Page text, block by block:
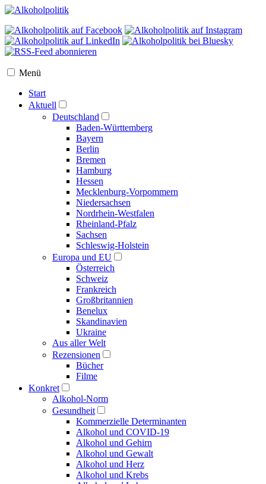
Menü
Start
Aktuell
Deutschland
Baden-Württemberg
Bayern
Berlin
Bremen
Hamburg
Hessen
Mecklenburg-Vorpommern
Niedersachsen
Nordrhein-Westfalen
Rheinland-Pfalz
Sachsen
Schleswig-Holstein
Europa und EU
Österreich
Schweiz
Frankreich
Großbritannien
Benelux
Skandinavien
Ukraine
Aus aller Welt
Rezensionen
Bücher
Filme
Konkret
Alkohol-Norm
Gesundheit
Kommerzielle Determinanten
Alkohol und COVID-19
Alkohol und Gehirn
Alkohol und Gewalt
Alkohol und Herz
Alkohol und Krebs